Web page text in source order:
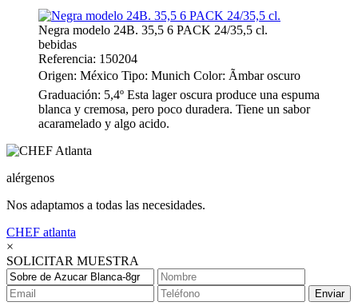
Negra modelo 24B. 35,5 6 PACK 24/35,5 cl.
bebidas
Referencia: 150204
Origen: México Tipo: Munich Color: Ãmbar oscuro
Graduación: 5,4º Esta lager oscura produce una espuma
blanca y cremosa, pero poco duradera. Tiene un sabor
acaramelado y algo acido.
alérgenos
Nos adaptamos a todas las necesidades.
CHEF atlanta
×
SOLICITAR MUESTRA
Enviar